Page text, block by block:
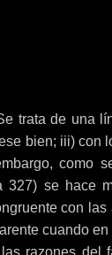
trata de una
bien; iii) con
como
327) se hace
con
cuando
razones del